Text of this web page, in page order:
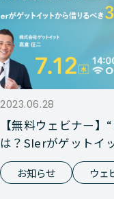
2023.06.28
【無料ウェビナー
は？SIerがゲットイ
お知らせ ウェ